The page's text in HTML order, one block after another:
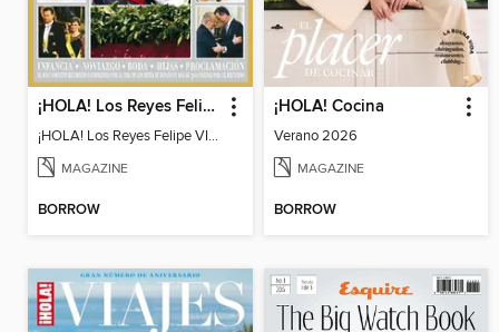
¡HOLA! Los Reyes Felipe VI y Letizia
¡HOLA! Los Reyes Felipe VI y Letizia
MAGAZINE
BORROW
¡HOLA! Cocina
Verano 2026
MAGAZINE
BORROW